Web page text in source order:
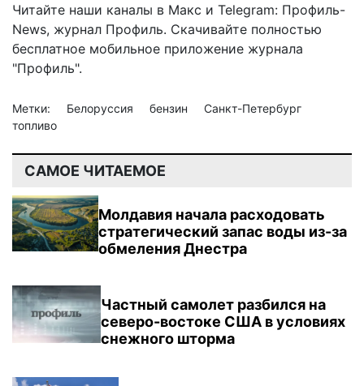
Читайте наши каналы в Макс и Telegram: Профиль-
News, журнал Профиль. Скачивайте полностью
бесплатное мобильное приложение журнала
"Профиль".
Метки: Белоруссия бензин
Санкт-Петербург
топливо
САМОЕ ЧИТАЕМОЕ
Молдавия начала расходовать
стратегический запас воды из-за
обмеления Днестра
Частный самолет разбился на
северо-востоке США в условиях
снежного шторма